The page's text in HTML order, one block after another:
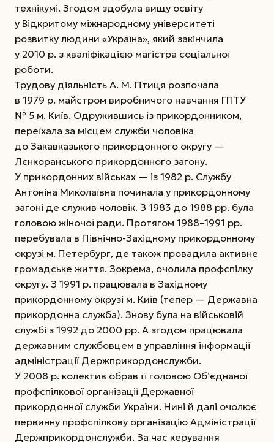
технікумі. Згодом здобула вищу освіту
у Відкритому міжнародному університеті
розвитку людини «Україна», який закінчила
у 2010 р. з кваліфікацією магістра соціальної
роботи.
Трудову діяльність А. М. Птиця розпочала
в 1979 р. майстром виробничого навчання ГПТУ
№ 5 м. Київ. Одружившись із прикордонником,
переїхала за місцем служби чоловіка
до Закавказького прикордонного округу —
Лєнкоранського прикордонного загону.
У прикордонних військах — із 1982 р. Службу
Антоніна Миколаївна починала у прикордонному
загоні де служив чоловік. З 1983 до 1988 рр. була
головою жіночої ради. Протягом 1988–1991 рр.
перебувала в Північно-Західному прикордонному
окрузі м. Петербург, де також провадила активне
громадське життя. Зокрема, очолила профспілку
округу. З 1991 р. працювала в Західному
прикордонному окрузі м. Київ (тепер — Державна
прикордонна служба). Знову була на військовій
службі з 1992 до 2000 рр. А згодом працювала
державним службовцем в управління інформації
адміністрації Держприкордонслужби.
У 2008 р. колектив обрав її головою Об’єднаної
профспілкової організації Державної
прикордонної служби України. Нині й далі очолює
первинну профспілкову організацію Адміністрації
Держприкордонслужби. За час керування